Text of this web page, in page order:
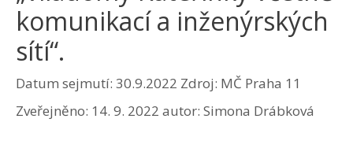
komunikací a inženýrských
sítí“.
Datum sejmutí: 30.9.2022 Zdroj: MČ Praha 11
Zveřejněno: 14. 9. 2022 autor: Simona Drábková